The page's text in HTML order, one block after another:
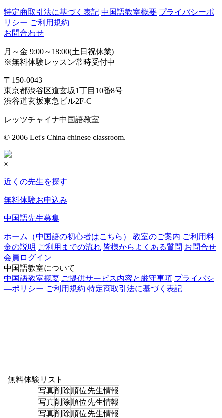
特定商取引法に基づく表記 中国語教室概要 プライバシーポ
リシー ご利用規約
お問合わせ
月～金 9:00～18:00(土日祝休業)
※無料体験レッスン常時受付中
〒150-0043
東京都渋谷区道玄坂1丁目10番8号
渋谷道玄坂東急ビル2F-C
レッツチャイナ中国語教室
© 2006 Let's China chinese classroom.
×
近くの先生を探す
無料体験お申込み
中国語先生募集
ホーム（中国語の初心者はこちら） 教室のご案内 ご利用料
金の説明 ご利用までの流れ 皆様からよくある質問 お問合せ
会員ログイン
中国語教室について
中国語教室概要 ご提供サービス内容と厳守事項 プライバシ
―ポリシー ご利用規約 特定商取引法に基づく表記